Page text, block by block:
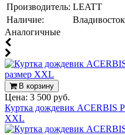
Производитель: LEATT
Наличие:
Владивосток
Аналогичные
В корзину
Цена: 3 500 руб.
Куртка дождевик ACERBIS
XXL